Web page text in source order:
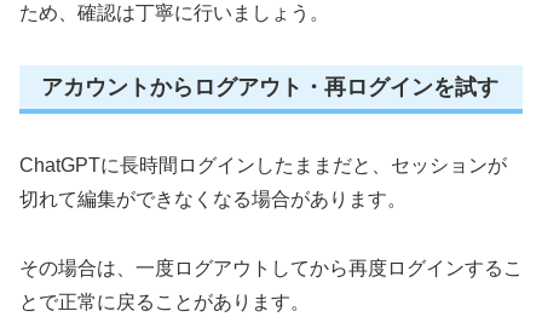
ため、確認は丁寧に行いましょう。
アカウントからログアウト・再ログインを試す
ChatGPTに長時間ログインしたままだと、セッションが
切れて編集ができなくなる場合があります。
その場合は、一度ログアウトしてから再度ログインするこ
とで正常に戻ることがあります。